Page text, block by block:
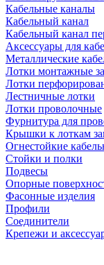
Кабельные каналы
Кабельный канал
Кабельный канал
Аксессуары для
Металлические
Лотки монтажные
Лотки
Лестничные лотки
Лотки проволочные
Фурнитура для
Крышки к лоткам
Огнестойкие
Стойки и полки
Подвесы
Опорные
Фасонные изделия
Профили
Соединители
Крепежи и